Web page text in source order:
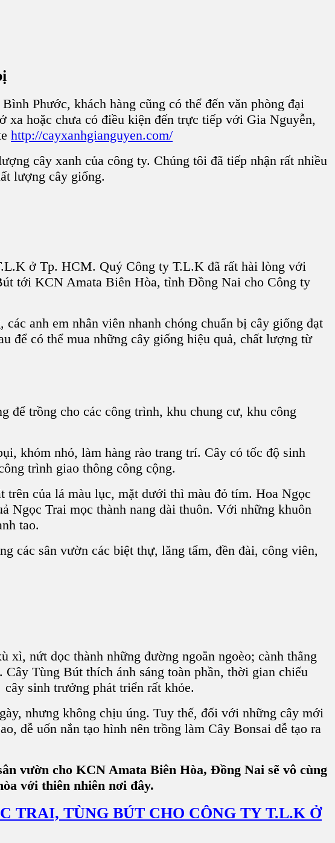
Phước, khách hàng cũng có thể đến văn phòng đại
xa hoặc chưa có điều kiện đến trực tiếp với Gia Nguyễn,
http://cayxanhgianguyen.com/
cây xanh của công ty. Chúng tôi đã tiếp nhận rất nhiều
lượng cây giống.
ở Tp. HCM. Quý Công ty T.L.K đã rất hài lòng với
tới KCN Amata Biên Hòa, tỉnh Đồng Nai cho Công ty
anh em nhân viên nhanh chóng chuẩn bị cây giống đạt
để có thể mua những cây giống hiệu quả, chất lượng từ
để trồng cho các công trình, khu chung cư, khu công
khóm nhỏ, làm hàng rào trang trí. Cây có tốc độ sinh
trình giao thông công cộng.
trên của lá màu lục, mặt dưới thì màu đỏ tím. Hoa Ngọc
Ngọc Trai mọc thành nang dài thuôn. Với những khuôn
tao.
các sân vườn các biệt thự, lăng tẩm, đền đài, công viên,
xì, nứt dọc thành những đường ngoằn ngoèo; cành thẳng
. Cây Tùng Bút thích ánh sáng toàn phần, thời gian chiếu
sinh trưởng phát triển rất khỏe.
nhưng không chịu úng. Tuy thế, đối với những cây mới
dễ uốn nắn tạo hình nên trồng làm Cây Bonsai dễ tạo ra
vườn cho KCN Amata Biên Hòa, Đồng Nai sẽ vô cùng
với thiên nhiên nơi đây.
TRAI, TÙNG BÚT CHO CÔNG TY T.L.K Ở